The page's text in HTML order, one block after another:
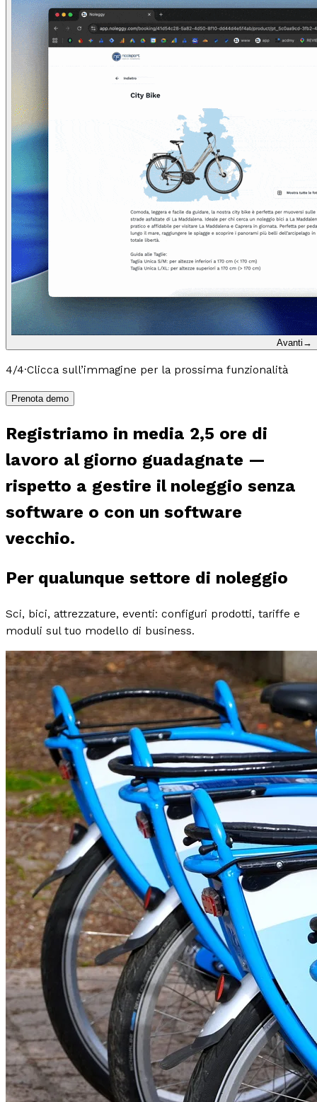
Avanti →
4/4·Clicca sull’immagine per la prossima funzionalità
Prenota demo
Registriamo in media 2,5 ore di
lavoro al giorno guadagnate —
rispetto a gestire il noleggio senza
software o con un software
vecchio.
Per qualunque settore di noleggio
Sci, bici, attrezzature, eventi: configuri prodotti, tariffe e
moduli sul tuo modello di business.